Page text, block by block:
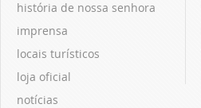
história de nossa senhora
imprensa
locais turísticos
loja oficial
notícias